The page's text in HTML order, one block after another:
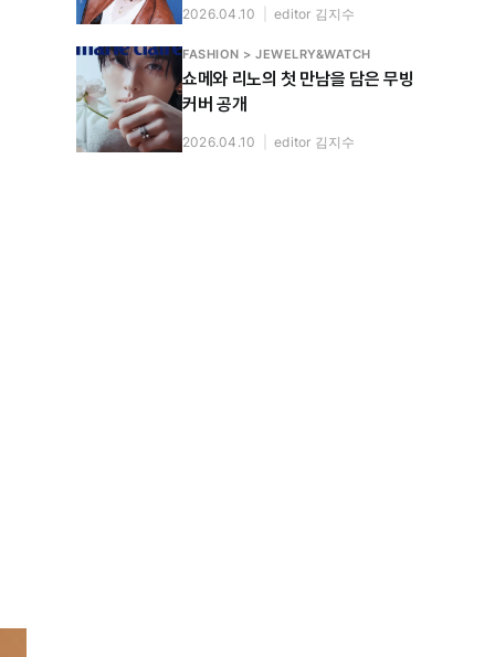
2026.04.10 editor 김지수
FASHION > JEWELRY&WATCH
쇼메와 리노의 첫 만남을 담은 무빙
커버 공개
2026.04.10 editor 김지수